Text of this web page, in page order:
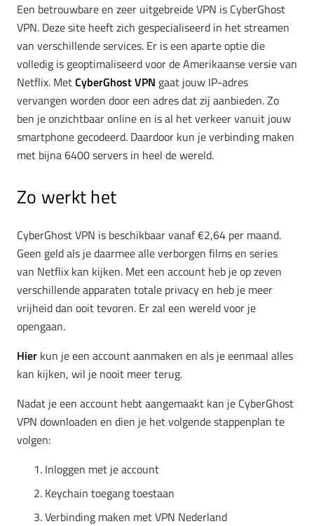
Een betrouwbare en zeer uitgebreide VPN is CyberGhost
VPN. Deze site heeft zich gespecialiseerd in het streamen
van verschillende services. Er is een aparte optie die
volledig is geoptimaliseerd voor de Amerikaanse versie van
Netflix. MetCyberGhost VPN gaat jouw IP-adres
vervangen worden door een adres dat zij aanbieden. Zo
ben je onzichtbaar online en is al het verkeer vanuit jouw
smartphone gecodeerd. Daardoor kun je verbinding maken
met bijna 6400 servers in heel de wereld.
Zo werkt het
CyberGhost VPN is beschikbaar vanaf €2,64 per maand.
Geen geld als je daarmee alle verborgen films en series
van Netflix kan kijken. Met een account heb je op zeven
verschillende apparaten totale privacy en heb je meer
vrijheid dan ooit tevoren. Er zal een wereld voor je
opengaan.
Hier kun je een account aanmaken en als je eenmaal alles
kan kijken, wil je nooit meer terug.
Nadat je een account hebt aangemaakt kan je CyberGhost
VPN downloaden en dien je het volgende stappenplan te
volgen:
Inloggen met je account
Keychain toegang toestaan
Verbinding maken met VPN Nederland